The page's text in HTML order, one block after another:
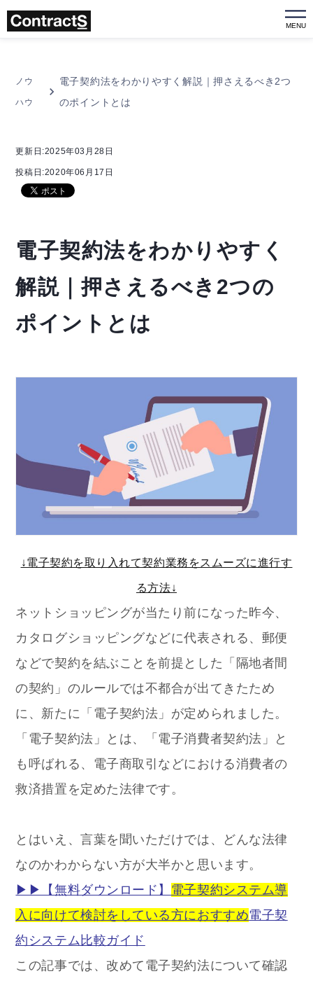
MENU
ノウ
ハウ
電子契約法をわかりやすく解説｜押さえるべき2つ
のポイントとは
更新日:2025年03月28日
投稿日:2020年06月17日
電子契約法をわかりやすく
解説｜押さえるべき2つの
ポイントとは
↓電子契約を取り入れて契約業務をスムーズに進行す
る方法↓
ネットショッピングが当たり前になった昨今、
カタログショッピングなどに代表される、郵便
などで契約を結ぶことを前提とした「隔地者間
の契約」のルールでは不都合が出てきたため
に、新たに「電子契約法」が定められました。
「電子契約法」とは、「電子消費者契約法」と
も呼ばれる、電子商取引などにおける消費者の
救済措置を定めた法律です。
とはいえ、言葉を聞いただけでは、どんな法律
なのかわからない方が大半かと思います。
▶︎▶︎【無料ダウンロード】 電子契約システム導
入に向けて検討をしている方におすすめ電子契
約システム比較ガイド
この記事では、改めて電子契約法について確認